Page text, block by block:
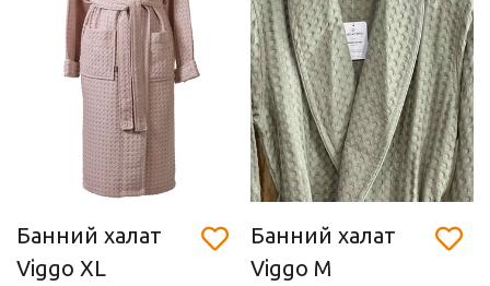
Банний халат
Viggo XL
Банний халат
Viggo M